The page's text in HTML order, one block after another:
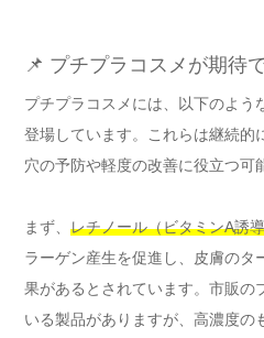
📌 プチプラコスメが期待
プチプラコスメには、以下のよう
登場しています。これらは継続的
穴の予防や軽度の改善に役立つ可
まず、 レチノール（ビタミンA誘
ラーゲン産生を促進し、皮膚のタ
果があるとされています。市販の
いる製品がありますが、高濃度の